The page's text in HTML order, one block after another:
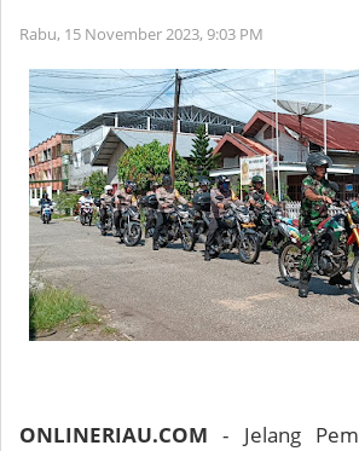
Rabu, 15 November 2023, 9:03 PM
ONLINERIAU.COM - Jelang